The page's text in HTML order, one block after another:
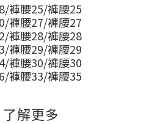
褲腰25/褲腰25
褲腰27/褲腰27
褲腰28/褲腰28
褲腰29/褲腰29
褲腰30/褲腰30
褲腰33/褲腰35
了解更多